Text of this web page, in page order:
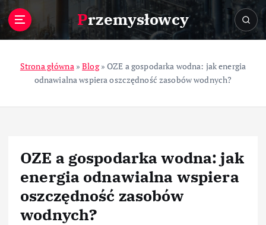
Przemysłowcy
Strona główna»Blog»OZE a gospodarka wodna: jak energia
odnawialna wspiera oszczędność zasobów wodnych?
OZE a gospodarka wodna: jak
energia odnawialna wspiera
oszczędność zasobów
wodnych?